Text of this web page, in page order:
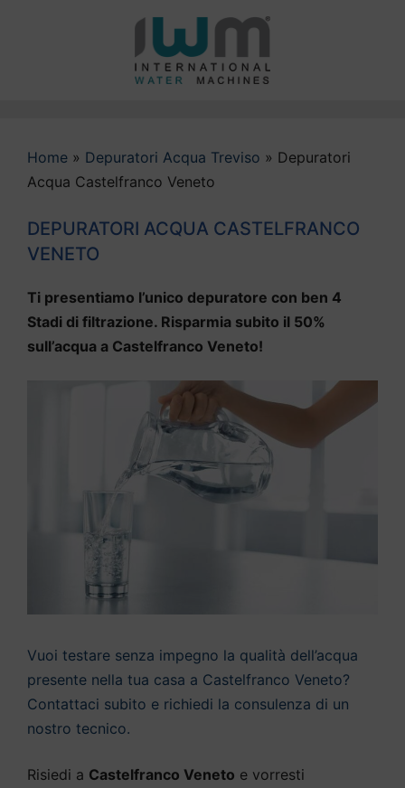
Home » Depuratori Acqua Treviso » Depuratori
Acqua Castelfranco Veneto
DEPURATORI ACQUA CASTELFRANCO
VENETO
Ti presentiamo l’unico depuratore con ben 4
Stadi di filtrazione. Risparmia subito il 50%
sull’acqua a Castelfranco Veneto!
Vuoi testare senza impegno la qualità dell’acqua
presente nella tua casa a Castelfranco Veneto?
Contattaci subito e richiedi la consulenza di un
nostro tecnico.
Risiedi a Castelfranco Veneto e vorresti